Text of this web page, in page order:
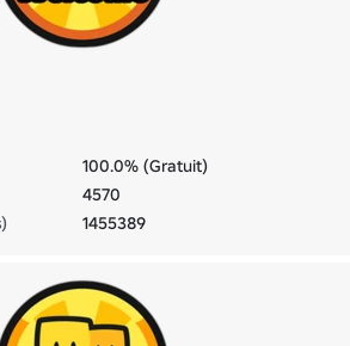
100.0% (Gratuit)
4570
1455389